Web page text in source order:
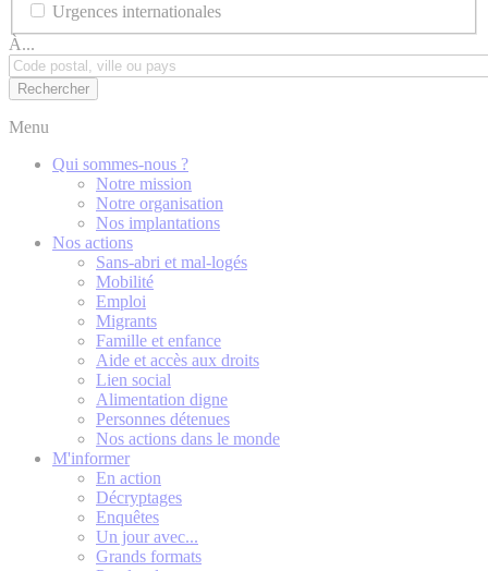
Urgences internationales
À...
Menu
Qui sommes-nous ?
Notre mission
Notre organisation
Nos implantations
Nos actions
Sans-abri et mal-logés
Mobilité
Emploi
Migrants
Famille et enfance
Aide et accès aux droits
Lien social
Alimentation digne
Personnes détenues
Nos actions dans le monde
M'informer
En action
Décryptages
Enquêtes
Un jour avec...
Grands formats